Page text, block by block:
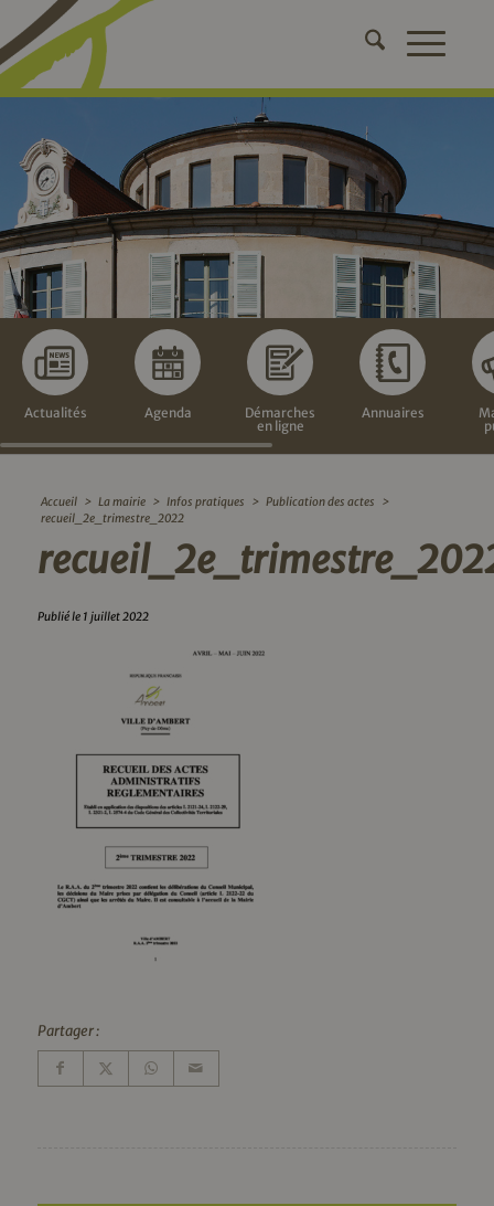
Actualités Agenda
Démarches
en ligne
Annuaires
Accueil > La mairie > Infos pratiques > Publication des actes
>
recueil_2e_trimestre_2022
Publié le 1 juillet 2022
Partager :